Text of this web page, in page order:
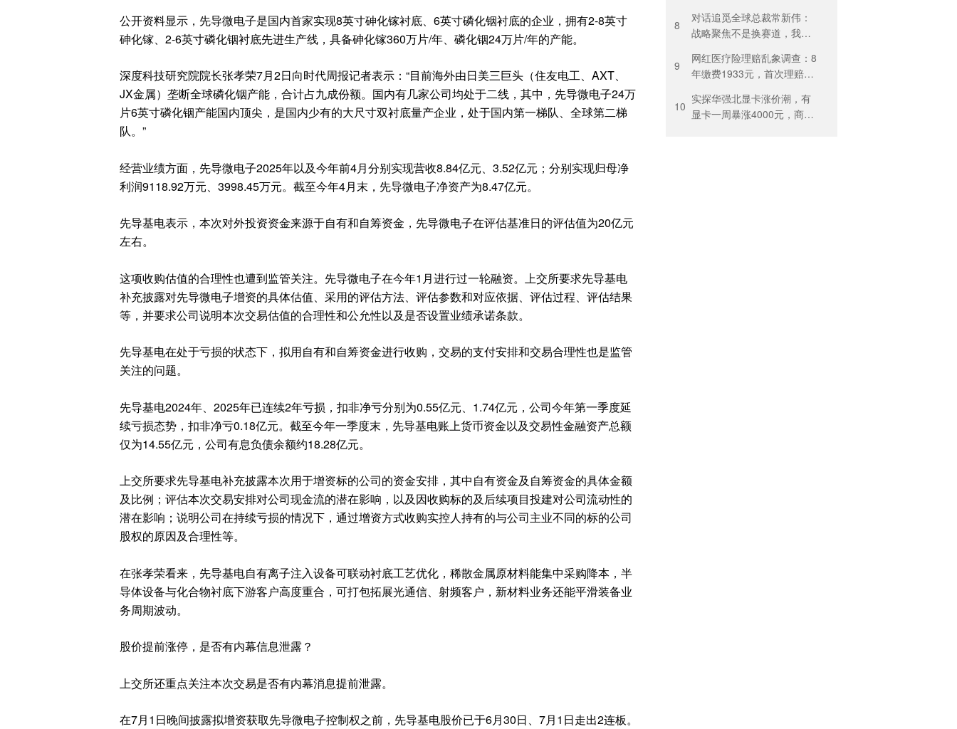
公开资料显示，先导微电子是国内首家实现8英寸砷化镓衬底、6英寸磷化铟衬底的企业，拥有2-8英寸
砷化镓、2-6英寸磷化铟衬底先进生产线，具备砷化镓360万片/年、磷化铟24万片/年的产能。
深度科技研究院院长张孝荣7月2日向时代周报记者表示：“目前海外由日美三巨头（住友电工、AXT、
JX金属）垄断全球磷化铟产能，合计占九成份额。国内有几家公司均处于二线，其中，先导微电子24万
片6英寸磷化铟产能国内顶尖，是国内少有的大尺寸双衬底量产企业，处于国内第一梯队、全球第二梯
队。”
经营业绩方面，先导微电子2025年以及今年前4月分别实现营收8.84亿元、3.52亿元；分别实现归母净
利润9118.92万元、3998.45万元。截至今年4月末，先导微电子净资产为8.47亿元。
先导基电表示，本次对外投资资金来源于自有和自筹资金，先导微电子在评估基准日的评估值为20亿元
左右。
这项收购估值的合理性也遭到监管关注。先导微电子在今年1月进行过一轮融资。上交所要求先导基电
补充披露对先导微电子增资的具体估值、采用的评估方法、评估参数和对应依据、评估过程、评估结果
等，并要求公司说明本次交易估值的合理性和公允性以及是否设置业绩承诺条款。
先导基电在处于亏损的状态下，拟用自有和自筹资金进行收购，交易的支付安排和交易合理性也是监管
关注的问题。
先导基电2024年、2025年已连续2年亏损，扣非净亏分别为0.55亿元、1.74亿元，公司今年第一季度延
续亏损态势，扣非净亏0.18亿元。截至今年一季度末，先导基电账上货币资金以及交易性金融资产总额
仅为14.55亿元，公司有息负债余额约18.28亿元。
上交所要求先导基电补充披露本次用于增资标的公司的资金安排，其中自有资金及自筹资金的具体金额
及比例；评估本次交易安排对公司现金流的潜在影响，以及因收购标的及后续项目投建对公司流动性的
潜在影响；说明公司在持续亏损的情况下，通过增资方式收购实控人持有的与公司主业不同的标的公司
股权的原因及合理性等。
在张孝荣看来，先导基电自有离子注入设备可联动衬底工艺优化，稀散金属原材料能集中采购降本，半
导体设备与化合物衬底下游客户高度重合，可打包拓展光通信、射频客户，新材料业务还能平滑装备业
务周期波动。
股价提前涨停，是否有内幕信息泄露？
上交所还重点关注本次交易是否有内幕消息提前泄露。
在7月1日晚间披露拟增资获取先导微电子控制权之前，先导基电股价已于6月30日、7月1日走出2连板。
减
8
对话追觅全球总裁常新伟：
战略聚焦不是换赛道，我们
9
网红医疗险理赔乱象调查：8
年缴费1933元，首次理赔被
出”困住投保人
10
实探华强北显卡涨价潮，有
显卡一周暴涨4000元，商